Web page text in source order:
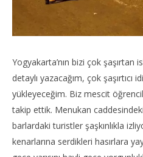
Yogyakarta’nın bizi çok şaşırtan
detaylı yazacağım, çok şaşırtıcı
yükleyeceğim. Biz mescit
takip ettik. Menukan
barlardaki turistler şaşkınlıkla
kenarlarına serdikleri hasırlara